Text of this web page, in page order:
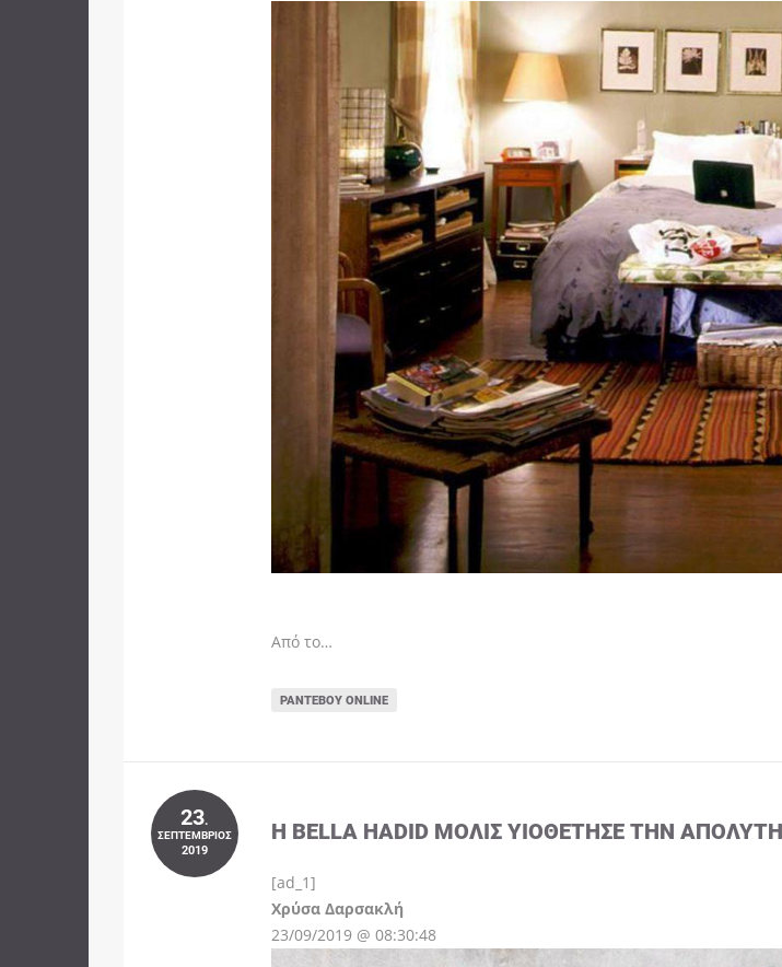
Από το…
ΡΑΝΤΕΒΟΎ ONLINE
23.
ΣΕΠΤΈΜΒΡΙΟΣ
2019
Η BELLA HADID ΜΌΛΙΣ ΥΙΟΘΈΤΗΣΕ ΤΗΝ
[ad_1]
Χρύσα ΔαρσακλήInstagram
23/09/2019 @ 08:30:48